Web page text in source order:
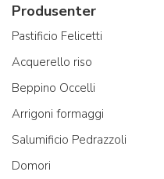
Produsenter
Pastificio Felicetti
Acquerello riso
Beppino Occelli
Arrigoni formaggi
Salumificio Pedrazzoli
Domori